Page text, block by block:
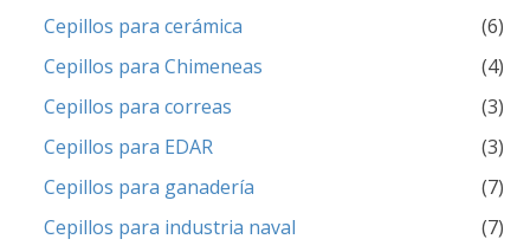
Cepillos para cerámica
(6)
Cepillos para Chimeneas
(4)
Cepillos para correas
(3)
Cepillos para EDAR
(3)
Cepillos para ganadería
(7)
Cepillos para industria naval
(7)